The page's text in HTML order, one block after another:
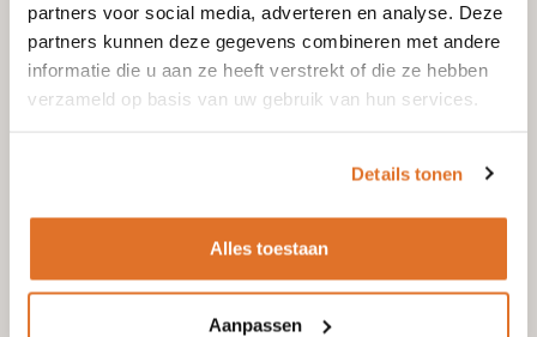
partners voor social media, adverteren en analyse. Deze
partners kunnen deze gegevens combineren met andere
informatie die u aan ze heeft verstrekt of die ze hebben
verzameld op basis van uw gebruik van hun services.
Details tonen
Alles toestaan
Aanpassen
We denken graag met je mee. Neem gerust contact met ons
op voor persoonlijk advies bij het samenstellen van jouw
rookgaskanaal.